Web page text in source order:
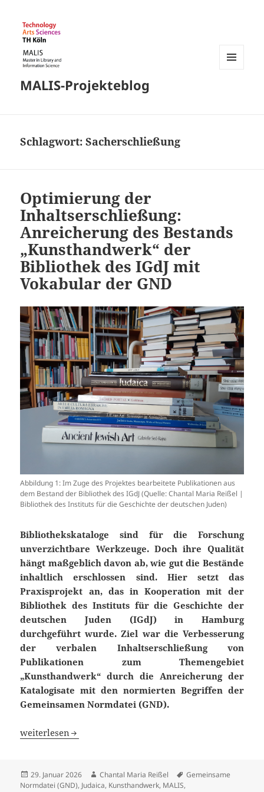
MALIS-Projekteblog
Schlagwort:Sacherschließung
Optimierung der
Inhaltserschließung:
Anreicherung des Bestands
„Kunsthandwerk“ der
Bibliothek des IGdJ mit
Vokabular der GND
Abbildung 1: Im Zuge des Projektes bearbeitete Publikationen aus
dem Bestand der Bibliothek des IGdJ (Quelle: Chantal Maria Reißel |
Bibliothek des Instituts für die Geschichte der deutschen Juden)
Bibliothekskataloge sind für die Forschung
unverzichtbare Werkzeuge. Dochihre Qualität
hängt maßgeblich davon ab, wie gut die Bestände
inhaltlicherschlossen sind. Hier setzt das
Praxisprojekt an, das in Kooperation mit der
Bibliothek des Instituts für die Geschichte der
deutschen Juden (IGdJ) in Hamburg
durchgeführt wurde. Ziel war die Verbesserung
der verbalen Inhaltserschließung von
Publikationen zum Themengebiet
„Kunsthandwerk“durch die Anreicherung der
Katalogisate mit den normierten Begriffen der
Gemeinsamen Normdatei (GND).
Optimierung der Inhaltserschließung: Anreicherung des
weiterlesen
Veröffentlicht
am
29. Januar 2026 Autor
Chantal Maria Reißel Schlagwörter
Gemeinsame
Normdatei (GND), Judaica, Kunsthandwerk, MALIS,